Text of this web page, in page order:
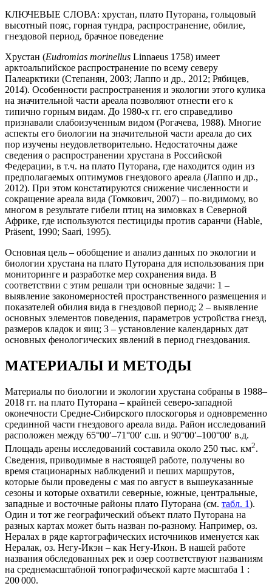
КЛЮЧЕВЫЕ СЛОВА: хрустан, плато Путорана, гольцовый
высотный пояс, горная тундра, распространение, обилие,
гнездовой период, брачное поведение
Хрустан (Eudromias morinellus Linnaeus 1758) имеет
арктоальпийское распространение по всему северу
Палеарктики (Степанян, 2003; Лаппо и др., 2012; Рябицев,
2014). Особенности распространения и экологии этого кулика
на значительной части ареала позволяют отнести его к
типично горным видам. До 1980-х гг. его справедливо
признавали слабоизученным видом (Рогачева, 1988). Многие
аспекты его биологии на значительной части ареала до сих
пор изучены неудовлетворительно. Недостаточны даже
сведения о распространении хрустана в Российской
Федерации, в т.ч. на плато Путорана, где находится один из
предполагаемых оптимумов гнездового ареала (Лаппо и др.,
2012). При этом констатируются снижение численности и
сокращение ареала вида (Томкович, 2007) – по-видимому, во
многом в результате гибели птиц на зимовках в Северной
Африке, где используются пестициды против саранчи (Hable,
Präsent, 1990; Saari, 1995).
Основная цель – обобщение и анализ данных по экологии и
биологии хрустана на плато Путорана для использования при
мониторинге и разработке мер сохранения вида. В
соответствии с этим решали три основные задачи: 1 –
выявление закономерностей пространственного размещения и
показателей обилия вида в гнездовой период; 2 – выявление
основных элементов поведения, параметров устройства гнезд,
размеров кладок и яиц; 3 – установление календарных дат
основных фенологических явлений в период гнездования.
МАТЕРИАЛЫ И МЕТОДЫ
Материалы по биологии и экологии хрустана собраны в 1988–
2018 гг. на плато Путорана – крайней северо-западной
оконечности Средне-Сибирского плоскогорья и одновременно
срединной части гнездового ареала вида. Район исследований
расположен между 65°00′–71°00′ с.ш. и 90°00′–100°00′ в.д.
Площадь арены исследований составила около 250 тыс. км2.
Сведения, приводимые в настоящей работе, получены во
время стационарных наблюдений и пеших маршрутов,
которые были проведены с мая по август в вышеуказанные
сезоны и которые охватили северные, южные, центральные,
западные и восточные районы плато Путорана (см. табл. 1).
Один и тот же географический объект плато Путорана на
разных картах может быть назван по-разному. Например, оз.
Нералах в ряде картографических источников именуется как
Нералак, оз. Негу-Икэн – как Негу-Икон. В нашей работе
названия обследованных рек и озер соответствуют названиям
на среднемасштабной топографической карте масштаба 1 :
200 000.